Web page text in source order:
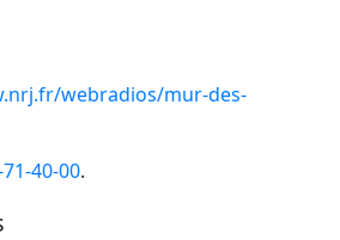
webradios/mur-des-
40-00.